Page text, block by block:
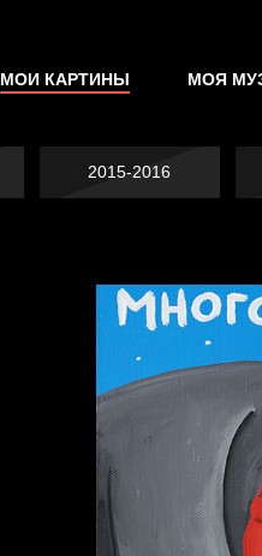
МОИ КАРТИНЫ МОЯ
2015-2016
Не